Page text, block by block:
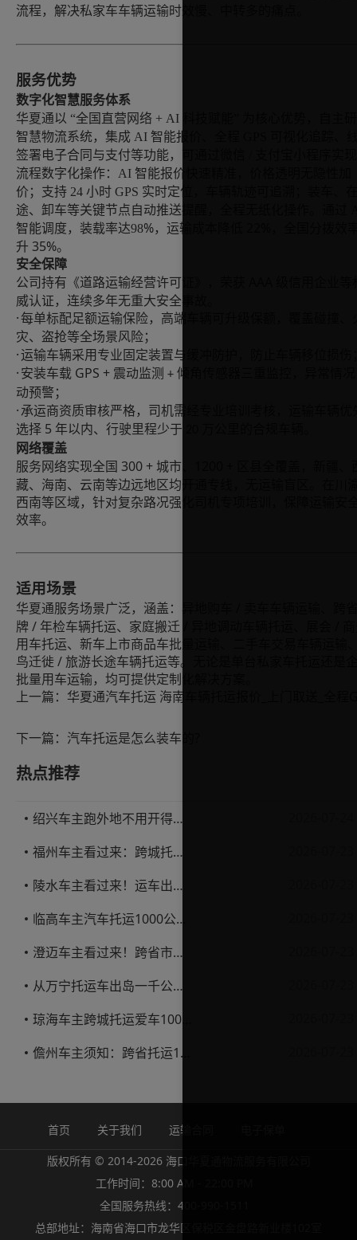
流程，解决私家车车辆运输时效慢、中转多的痛点。
服务优势
数字化智慧服务体系
华夏通以 “全国直营网络 + AI 科技赋能” 为核心优势，自主
智慧物流系统，集成 AI 智能报价、全程 GPS 可视化追踪、
签署电子合同与支付等功能，可通过微信 / 支付宝小程序实
流程数字化操作：AI 智能报价快速精准，价格透明无隐性加
价；支持 24 小时 GPS 实时定位，车辆轨迹可追溯；装车、
途、卸车等关键节点自动推送提醒，全程无纸化操作。通过
智能调度，装载率达98%，运输成本降低 22%，全国分拨效
升 35%。
安全保障
公司持有《道路运输经营许可证》，荣获
威认证，连续多年无重大安全事故。
·每单标配足额运输保险，高端车辆可升级保额，覆盖碰撞、
灾、盗抢等全场景风险；
·运输车辆采用专业固定装置与缓冲防护，防止车辆移位损伤
· 安装车载 GPS + 震动监测 + 倾角传感器三重监控，异常情
动预警；
· 承运商资质审核严格，司机需经专业培训考核，运输车辆优
选择 5 年以内、行驶里程少于
网络覆盖
服务网络实现全国 300 + 城市、1200 + 区县全覆盖，新疆、
藏、海南、云南等边远地区均开通专线，无运输盲区。在川
西南等区域，针对复杂路况强化司机专项培训，保障运输安
效率。
适用场景
华夏通服务场景广泛，涵盖：异地购车
牌 / 年检车辆托运、家庭搬迁 / 异地调动车辆托运、展会 /
用车托运、新车上市商品车批量运输、二手车交易车辆运输
鸟迁徙 / 旅游长途车辆托运等。无论是单台私家车托运还是
批量用车运输，均可提供定制化解决方案。
上一篇：
下一篇： 汽车托运是怎么装车的?
热点推荐
绍兴车主跑外地不用开得累？这份汽车托运实用指南收好不亏
福州车主看过来：跨城托运1000公里，这笔账要怎么算才不亏
陵水车主看过来！运车出岛一千公里，这笔账得这么算
临高车主汽车托运1000公里省钱避坑指南
澄迈车主看过来！跨省市托运私家车，这些账得算明白
从万宁托运车出岛一千公里，这笔钱该怎么花才不踩坑
儋州车主须知：跨省托运1000公里费用怎么算？
首页 关于我们 运输合同
版权所有 © 2014-2026 海口华夏通物流服务有限公司
工作时间：8:00 AM - 22:00 PM
全国服务热线：400-990-1511
总部地址：海南省海口市龙华区保税区金盘路新业楼102室